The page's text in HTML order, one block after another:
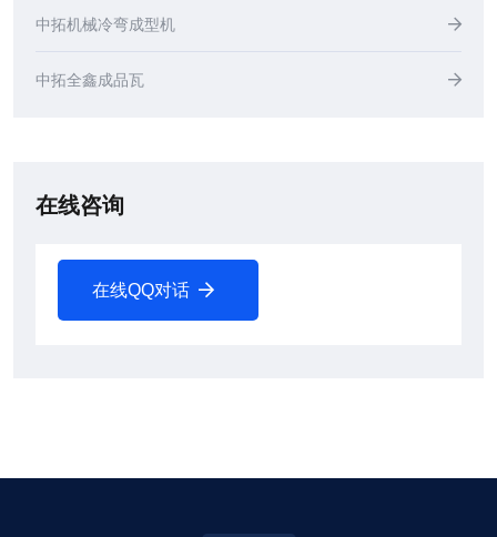
中拓机械冷弯成型机
中拓全鑫成品瓦
在线咨询
在线QQ对话